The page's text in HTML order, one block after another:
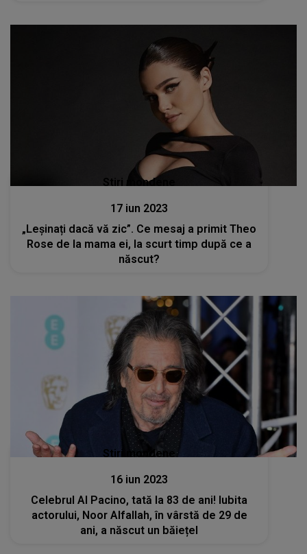
Stiri mondene
17 iun 2023
„Leșinați dacă vă zic”. Ce mesaj a primit Theo
Rose de la mama ei, la scurt timp după ce a
născut?
Stiri mondene
16 iun 2023
Celebrul Al Pacino, tată la 83 de ani! Iubita
actorului, Noor Alfallah, în vârstă de 29 de
ani, a născut un băiețel